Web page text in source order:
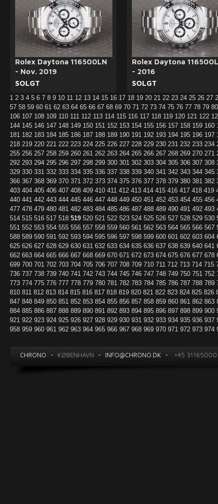
Rolex Daytona 116500LN
- Nov. 2019
SOLGT
Rolex Daytona
- 2016
SOLGT
1 2 3 4 5 6 7 8 9 10 11 12 13 14 15 16 17 18 19 20 21 22 23 24 25 26 27
57 58 59 60 61 62 63 64 65 66 67 68 69 70 71 72 73 74 75 76 77 78 79
106 107 108 109 110 111 112 113 114 115 116 117 118 119 120 121 122
144 145 146 147 148 149 150 151 152 153 154 155 156 157 158 159 160
181 182 183 184 185 186 187 188 189 190 191 192 193 194 195 196 197
218 219 220 221 222 223 224 225 226 227 228 229 230 231 232 233 234
255 256 257 258 259 260 261 262 263 264 265 266 267 268 269 270 271
292 293 294 295 296 297 298 299 300 301 302 303 304 305 306 307 308
329 330 331 332 333 334 335 336 337 338 339 340 341 342 343 344 345
366 367 368 369 370 371 372 373 374 375 376 377 378 379 380 381 382
403 404 405 406 407 408 409 410 411 412 413 414 415 416 417 418 419
440 441 442 443 444 445 446 447 448 449 450 451 452 453 454 455 456
477 478 479 480 481 482 483 484 485 486 487 488 489 490 491 492 493
514 515 516 517 518 519 520 521 522 523 524 525 526 527 528 529 530
551 552 553 554 555 556 557 558 559 560 561 562 563 564 565 566 567
588 589 590 591 592 593 594 595 596 597 598 599 600 601 602 603 604
625 626 627 628 629 630 631 632 633 634 635 636 637 638 639 640 641
662 663 664 665 666 667 668 669 670 671 672 673 674 675 676 677 678
699 700 701 702 703 704 705 706 707 708 709 710 711 712 713 714 715
736 737 738 739 740 741 742 743 744 745 746 747 748 749 750 751 752
773 774 775 776 777 778 779 780 781 782 783 784 785 786 787 788 789
810 811 812 813 814 815 816 817 818 819 820 821 822 823 824 825 826
847 848 849 850 851 852 853 854 855 856 857 858 859 860 861 862 863
884 885 886 887 888 889 890 891 892 893 894 895 896 897 898 899 900
921 922 923 924 925 926 927 928 929 930 931 932 933 934 935 936 937
958 959 960 961 962 963 964 965 966 967 968 969 970 971 972 973 974
CHRONO • KØBENHAVN • INFO@CHRONO.DK • +45 31165000